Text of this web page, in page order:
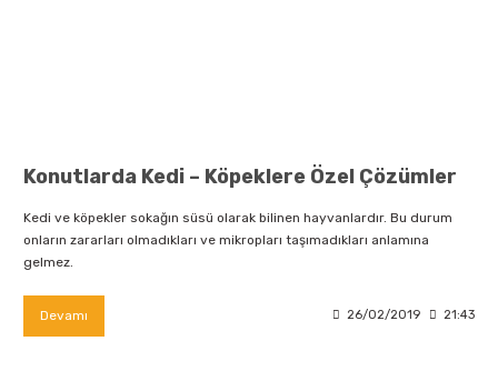
Konutlarda Kedi – Köpeklere Özel Çözümler
Kedi ve köpekler sokağın süsü olarak bilinen hayvanlardır. Bu durum
onların zararları olmadıkları ve mikropları taşımadıkları anlamına
gelmez.
Devamı 26/02/2019 21:43